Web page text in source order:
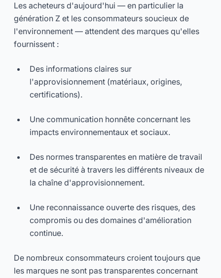
Les acheteurs d'aujourd'hui — en particulier la
génération Z et les consommateurs soucieux de
l'environnement — attendent des marques qu'elles
fournissent :
Des informations claires sur
l'approvisionnement (matériaux, origines,
certifications).
Une communication honnête concernant les
impacts environnementaux et sociaux.
Des normes transparentes en matière de travail
et de sécurité à travers les différents niveaux de
la chaîne d'approvisionnement.
Une reconnaissance ouverte des risques, des
compromis ou des domaines d'amélioration
continue.
De nombreux consommateurs croient toujours que
les marques ne sont pas transparentes concernant